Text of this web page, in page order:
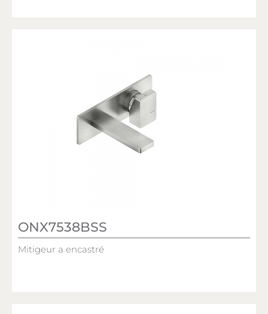
ONX7538BSS
Mitigeur a encastré